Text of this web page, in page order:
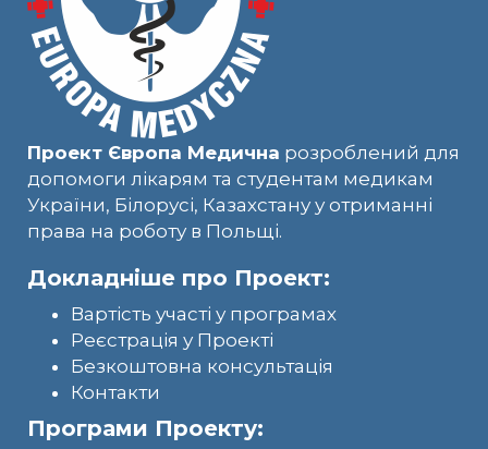
Проект Європа Медична розроблений для
допомоги лікарям та студентам медикам
України, Білорусі, Казахстану у отриманні
права на роботу в Польщі.
Докладніше про Проект:
Вартість участі у програмах
Реєстрація у Проекті
Безкоштовна консультація
Контакти
Програми Проекту: